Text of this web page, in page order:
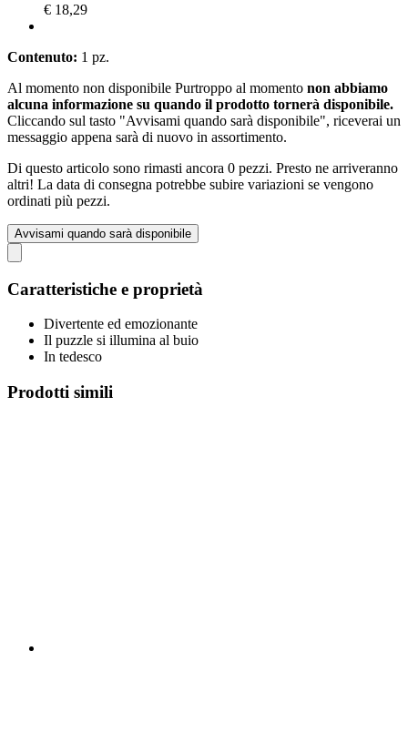
€ 18,29
Contenuto: 1 pz.
Al momento non disponibile Purtroppo al momento non abbiamo
alcuna informazione su quando il prodotto tornerà disponibile.
Cliccando sul tasto "Avvisami quando sarà disponibile", riceverai un
messaggio appena sarà di nuovo in assortimento.
Di questo articolo sono rimasti ancora 0 pezzi. Presto ne arriveranno
altri! La data di consegna potrebbe subire variazioni se vengono
ordinati più pezzi.
Avvisami quando sarà disponibile
Caratteristiche e proprietà
Divertente ed emozionante
Il puzzle si illumina al buio
In tedesco
Prodotti simili